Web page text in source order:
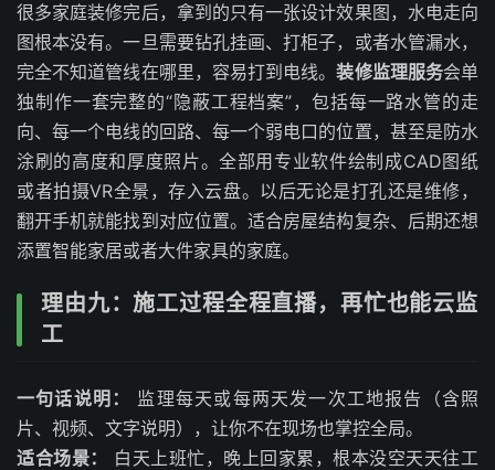
很多家庭装修完后，拿到的只有一张设计效果图，水电走向
图根本没有。一旦需要钻孔挂画、打柜子，或者水管漏水，
完全不知道管线在哪里，容易打到电线。装修监理服务会单
独制作一套完整的“隐蔽工程档案”，包括每一路水管的走
向、每一个电线的回路、每一个弱电口的位置，甚至是防水
涂刷的高度和厚度照片。全部用专业软件绘制成CAD图纸
或者拍摄VR全景，存入云盘。以后无论是打孔还是维修，
翻开手机就能找到对应位置。适合房屋结构复杂、后期还想
添置智能家居或者大件家具的家庭。
理由九：施工过程全程直播，再忙也能云监
工
一句话说明：
监理每天或每两天发一次工地报告（含照
片、视频、文字说明），让你不在现场也掌控全局。
适合场景：
白天上班忙，晚上回家累，根本没空天天往工